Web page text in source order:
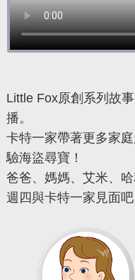
Little Fox原創系列故
播。
卡特一家帶著更多家
驗海盜尋寶！
爸爸、媽媽、艾米、
週四與卡特一家見面